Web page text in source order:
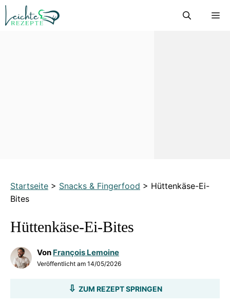
Zum
Inhalt
Startseite > Snacks & Fingerfood > Hüttenkäse-Ei-
Bites
Hüttenkäse-Ei-Bites
Von François Lemoine
Veröffentlicht am 14/05/2026
ZUM REZEPT SPRINGEN